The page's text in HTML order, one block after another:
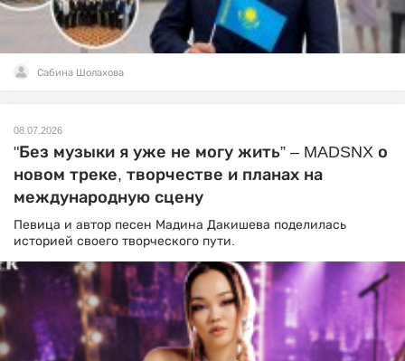
Сабина Шолахова
08.07.2026
"Без музыки я уже не могу жить” – MADSNX о
новом треке, творчестве и планах на
международную сцену
Певица и автор песен Мадина Дакишева поделилась
историей своего творческого пути.